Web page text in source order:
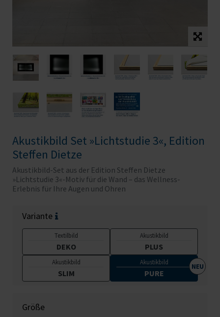
Akustikbild Set »Lichtstudie 3«, Edition
Steffen Dietze
Akustikbild-Set aus der Edition Steffen Dietze
»Lichtstudie 3«-Motiv für die Wand – das Wellness-
Erlebnis für Ihre Augen und Ohren
Variante
Textilbild
DEKO
Akustikbild
PLUS
Akustikbild
SLIM
Akustikbild
PURE
Größe